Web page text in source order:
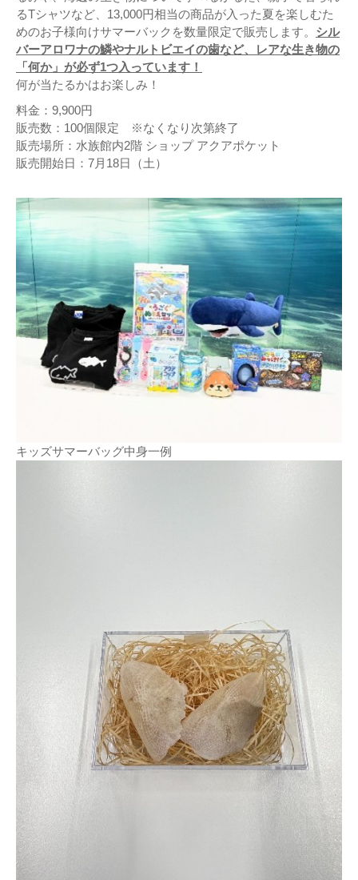
るTシャツなど、13,000円相当の商品が入った夏を楽しむた
めのお子様向けサマーバックを数量限定で販売します。 シル
バーアロワナの鱗やナルトビエイの歯など、レアな生き物の
「何か」が必ず1つ入っています！
何が当たるかはお楽しみ！
料金：9,900円
販売数：100個限定 ※なくなり次第終了
販売場所：水族館内2階 ショップ アクアポケット
販売開始日：7月18日（土）
キッズサマーバッグ中身一例